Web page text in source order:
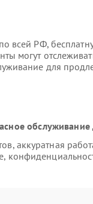
всей РФ,
могут
для
аккуратная